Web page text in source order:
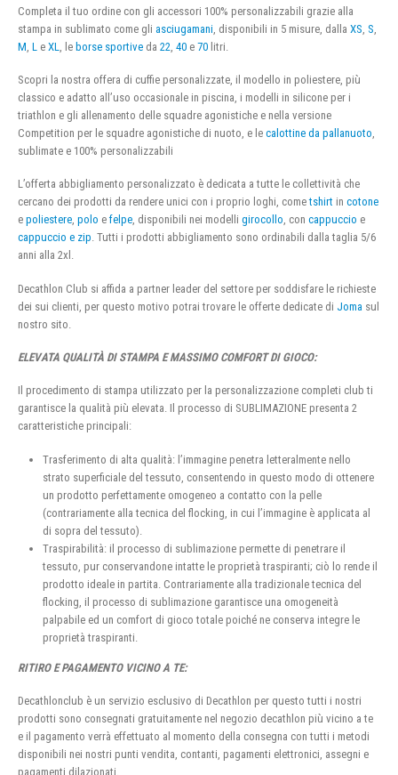
Completa il tuo ordine con gli accessori 100% personalizzabili grazie alla
stampa in sublimato come gli asciugamani , disponibili in 5 misure, dalla XS S
M L e XL , le borse sportive da 22 40 e 70 litri.
Scopri la nostra offera di cuffie personalizzate, il modello in poliestere, più
classico e adatto all’uso occasionale in piscina, i modelli in silicone per i
triathlon e gli allenamento delle squadre agonistiche e nella versione
Competition per le squadre agonistiche di nuoto, e le calottine da pallanuoto,
sublimate e 100% personalizzabili
L’offerta abbigliamento personalizzato è dedicata a tutte le collettività che
cercano dei prodotti da rendere unici con i proprio loghi, cometshirt in cotone
e poliestere, polo e felpe, disponibili nei modelli girocollo, con cappuccio e
cappuccio e zip. Tutti i prodotti abbigliamento sono ordinabili dalla taglia 5/6
anni alla 2xl.
Decathlon Club si affida a partner leader del settore per soddisfare le richieste
dei sui clienti, per questo motivo potrai trovare le offerte dedicate di Joma sul
nostro sito.
ELEVATA QUALITÀ DI STAMPA E MASSIMO COMFORT DI GIOCO:
Il procedimento di stampa utilizzato per la personalizzazione completi club ti
garantisce la qualità più elevata. Il processo di SUBLIMAZIONE presenta 2
caratteristiche principali:
Trasferimento di alta qualità: l’immagine penetra letteralmente nello
strato superficiale del tessuto, consentendo in questo modo di ottenere
un prodotto perfettamente omogeneo a contatto con la pelle
(contrariamente alla tecnica del flocking, in cui l’immagine è applicata al
di sopra del tessuto).
Traspirabilità: il processo di sublimazione permette di penetrare il
tessuto, pur conservandone intatte le proprietà traspiranti; ciò lo rende il
prodotto ideale in partita. Contrariamente alla tradizionale tecnica del
flocking, il processo di sublimazione garantisce una omogeneità
palpabile ed un comfort di gioco totale poiché ne conserva integre le
proprietà traspiranti.
RITIRO E PAGAMENTO VICINO A TE:
Decathlonclub è un servizio esclusivo di Decathlon per questo tutti i nostri
prodotti sono consegnati gratuitamente nel negozio decathlon più vicino a te
e il pagamento verrà effettuato al momento della consegna con tutti i metodi
disponibili nei nostri punti vendita, contanti, pagamenti elettronici, assegni e
pagamenti dilazionati.